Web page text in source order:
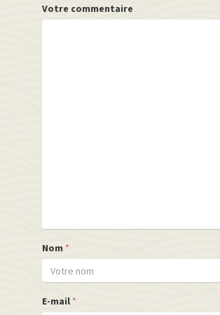
Votre commentaire
Nom *
E-mail *